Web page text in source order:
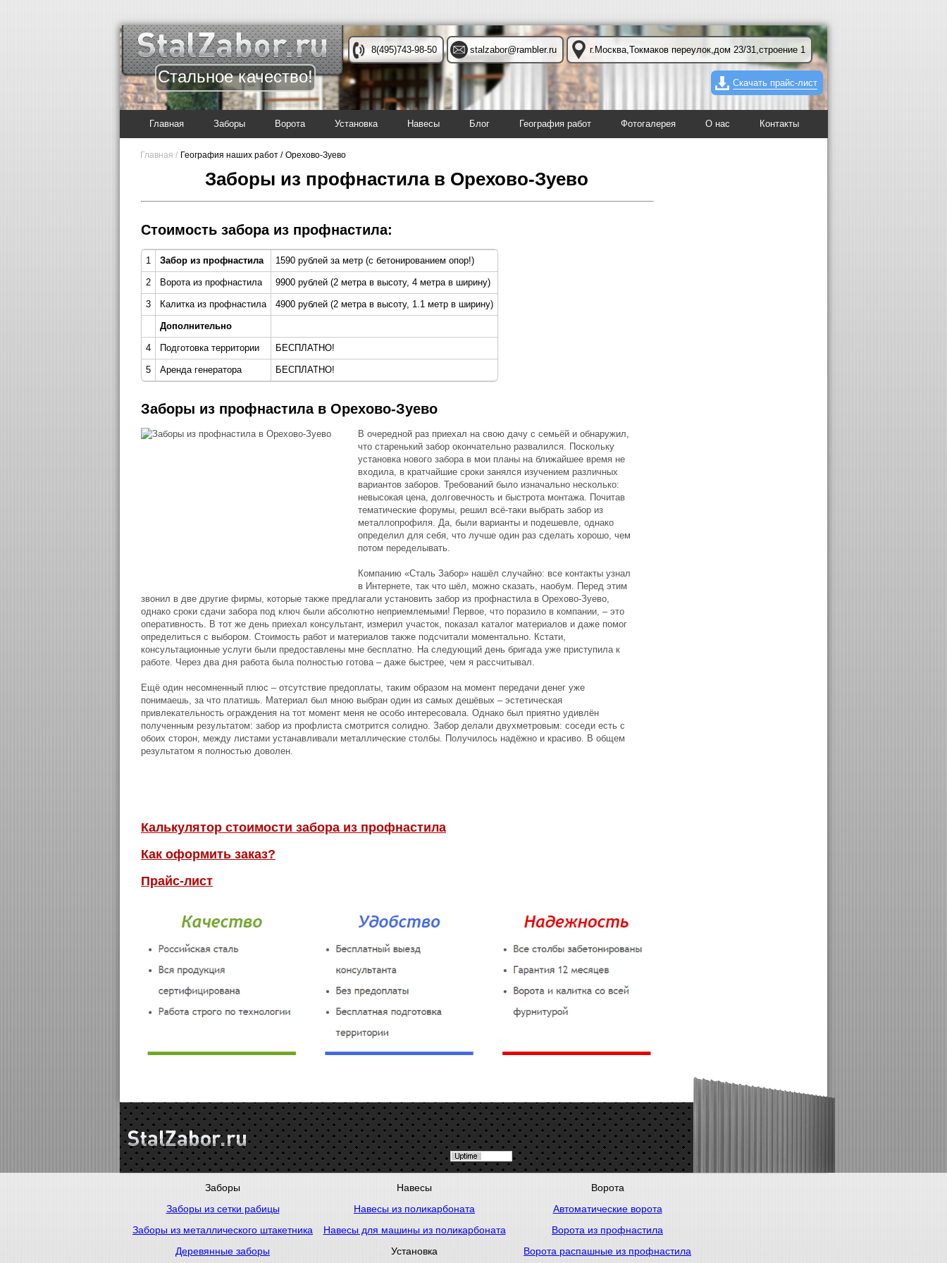
Стальное качество!
8(495)743-98-50 stalzabor@rambler.ru г.Москва,Токмаков переулок,дом 23/31,строение 1
Скачать прайс-лист
Главная Заборы Ворота Установка Навесы Блог География работ Фотогалерея О нас Контакты
Главная / География наших работ / Орехово-Зуево
Заборы из профнастила в Орехово-Зуево
Стоимость забора из профнастила:
1 Забор из профнастила 1590 рублей за метр (с бетонированием опор!)
2 Ворота из профнастила 9900 рублей (2 метра в высоту, 4 метра в ширину)
3 Калитка из профнастила 4900 рублей (2 метра в высоту, 1.1 метр в ширину)
Дополнительно
4 Подготовка территории БЕСПЛАТНО!
5 Аренда генератора БЕСПЛАТНО!
Заборы из профнастила в Орехово-Зуево
В очередной раз приехал на свою дачу с семьёй и обнаружил,
что старенький забор окончательно развалился. Поскольку
установка нового забора в мои планы на ближайшее время не
входила, в кратчайшие сроки занялся изучением различных
вариантов заборов. Требований было изначально несколько:
невысокая цена, долговечность и быстрота монтажа. Почитав
тематические форумы, решил всё-таки выбрать забор из
металлопрофиля. Да, были варианты и подешевле, однако
определил для себя, что лучше один раз сделать хорошо, чем
потом переделывать.
Компанию «Сталь Забор» нашёл случайно: все контакты узнал
в Интернете, так что шёл, можно сказать, наобум. Перед этим
звонил в две другие фирмы, которые также предлагали установить забор из профнастила в Орехово-Зуево,
однако сроки сдачи забора под ключ были абсолютно неприемлемыми! Первое, что поразило в компании, – это
оперативность. В тот же день приехал консультант, измерил участок, показал каталог материалов и даже помог
определиться с выбором. Стоимость работ и материалов также подсчитали моментально. Кстати,
консультационные услуги были предоставлены мне бесплатно. На следующий день бригада уже приступила к
работе. Через два дня работа была полностью готова – даже быстрее, чем я рассчитывал.
Ещё один несомненный плюс – отсутствие предоплаты, таким образом на момент передачи денег уже
понимаешь, за что платишь. Материал был мною выбран один из самых дешёвых – эстетическая
привлекательность ограждения на тот момент меня не особо интересовала. Однако был приятно удивлён
полученным результатом: забор из профлиста смотрится солидно. Забор делали двухметровым: соседи есть с
обоих сторон, между листами устанавливали металлические столбы. Получилось надёжно и красиво. В общем
результатом я полностью доволен.
Калькулятор стоимости забора из профнастила
Как оформить заказ?
Прайс-лист
Заборы Навесы
Ворота
Заборы из сетки рабицы
Навесы из поликарбоната
Автоматические ворота
Заборы из металлического штакетника
Навесы для машины из поликарбоната
Ворота из профнастила
Деревянные заборы
Установка Ворота распашные из профнастила